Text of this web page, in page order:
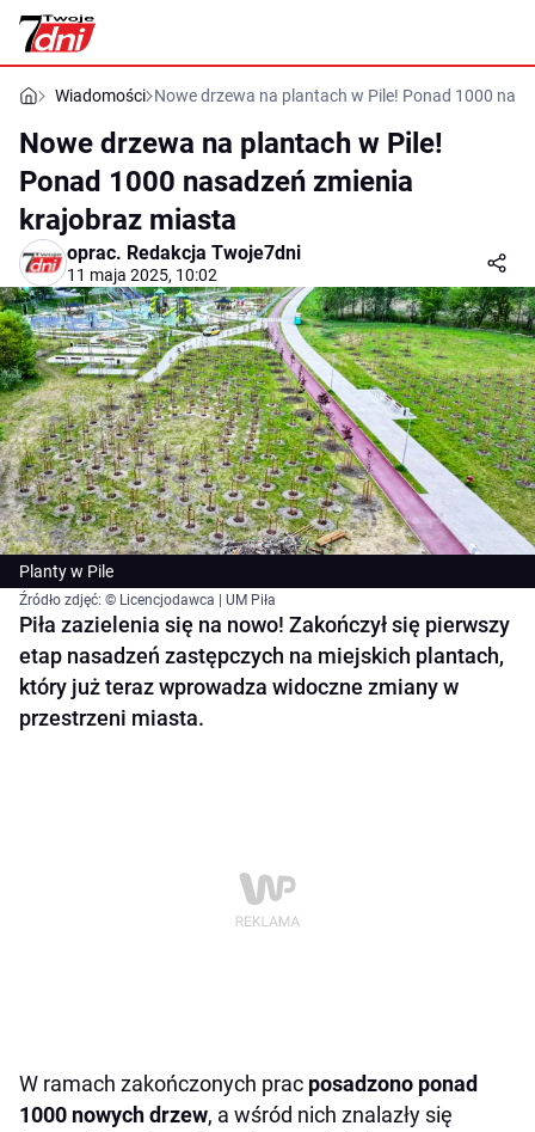
Wiadomości Nowe drzewa na plantach w Pile! Ponad 1000
Nowe drzewa na plantach w Pile!
Ponad 1000 nasadzeń zmienia
krajobraz miasta
oprac. Redakcja Twoje7dni
11 maja 2025, 10:02
Planty w Pile
Źródło zdjęć: © Licencjodawca | UM Piła
Piła zazielenia się na nowo! Zakończył się pierwszy
etap nasadzeń zastępczych na miejskich plantach,
który już teraz wprowadza widoczne zmiany w
przestrzeni miasta.
W ramach zakończonych prac posadzono ponad
1000 nowych drzew, a wśród nich znalazły się